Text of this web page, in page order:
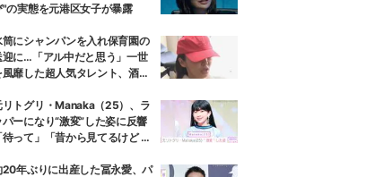
"の実態を元港区女子が暴露
筒にシャンパンを入れ保育園の
迎に…「アル中だと思う」一世
風靡した超人気タレント、酒漬
リトグリ・Manaka（25）、ラ
パーになり“激変”した姿に反響
待って」「昔から見てるけど 最
20年ぶりに出産した冨永愛、パ